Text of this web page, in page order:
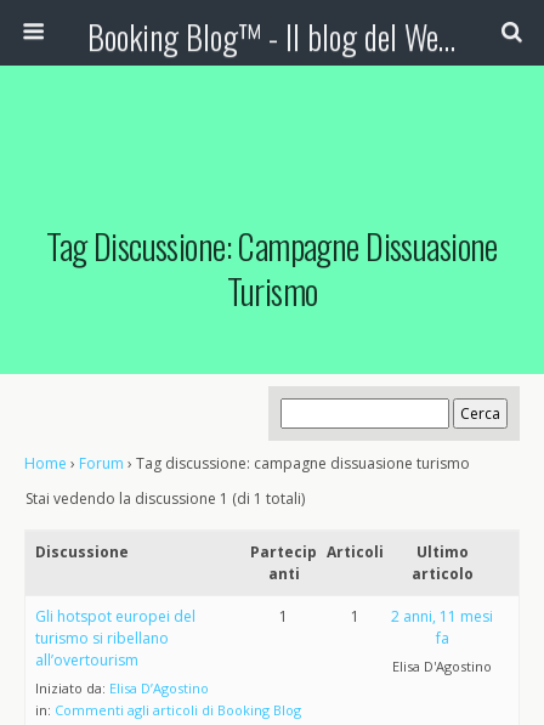
Booking Blog™ - Il blog del Web Marketing Turistico
Tag Discussione: Campagne Dissuasione
Turismo
Home › Forum › Tag discussione: campagne dissuasione turismo
Stai vedendo la discussione 1 (di 1 totali)
Discussione
Partecip
anti
Articoli
Ultimo
articolo
Gli hotspot europei del
turismo si ribellano
all’overtourism
Iniziato da: Elisa D’Agostino
in: Commenti agli articoli di Booking Blog
1 1
2 anni, 11 mesi
fa
Elisa D'Agostino